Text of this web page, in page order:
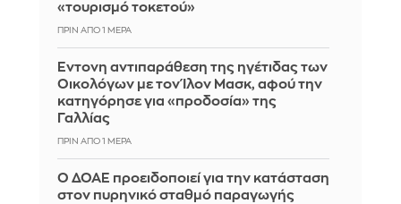
«τουρισμό τοκετού»
ΠΡΙΝ ΑΠΌ 1 ΜΈΡΑ
Έντονη αντιπαράθεση της ηγέτιδας των
Οικολόγων με τον Ίλον Μασκ, αφού την
κατηγόρησε για «προδοσία» της
Γαλλίας
ΠΡΙΝ ΑΠΌ 1 ΜΈΡΑ
Ο ΔΟΑΕ προειδοποιεί για την κατάσταση
στον πυρηνικό σταθμό παραγωγής